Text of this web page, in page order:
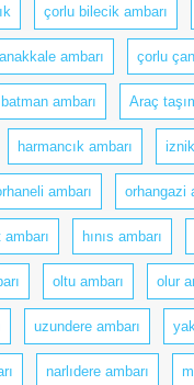
çorlu bilecik ambarı
ambarı çorlu
ambarı Araç
harmancık ambarı
ambarı orhangazi
ambarı hınıs ambarı
oltu ambarı olur
uzundere ambarı
narlıdere ambarı